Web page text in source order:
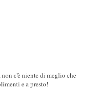
c'è niente di meglio che
e a presto!